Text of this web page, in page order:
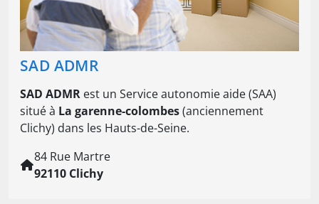
SAD ADMR
SAD ADMR est un Service autonomie aide (SAA)
situé à La garenne-colombes(anciennement
Clichy) dans les Hauts-de-Seine.
84 Rue Martre
92110 Clichy